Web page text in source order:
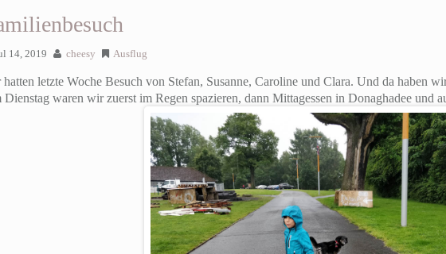
14, 2019 cheesy Ausflug
hatten letzte Woche Besuch von Stefan, Susanne, Caroline und Clara. Und da haben
Dienstag waren wir zuerst im Regen spazieren, dann Mittagessen in Donaghadee und